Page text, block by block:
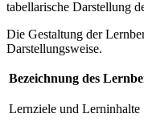
tabellarische Darstellung
Die Gestaltung der
Darstellungsweise.
Bezeichnung des
Lernziele und Lerninhalte